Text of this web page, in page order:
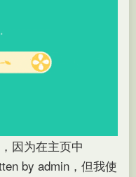
因为在主页中
by admin，但我使